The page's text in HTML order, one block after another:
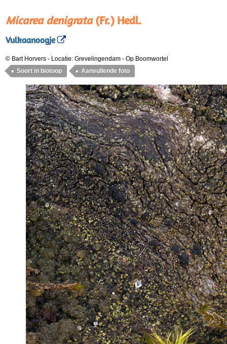
Micarea denigrata(Fr.) Hedl.
Vulkaanoogje
© Bart Horvers - Locatie: Grevelingendam - Op Boomwortel
Soort in biotoop
Aanvullende foto